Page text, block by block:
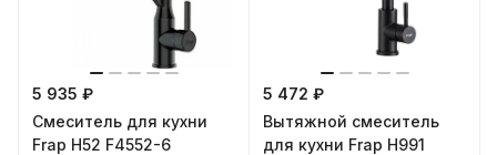
5 935 ₽
Смеситель для кухни
Frap H52 F4552-6
5 472 ₽
Вытяжной смеситель
для кухни Frap H991